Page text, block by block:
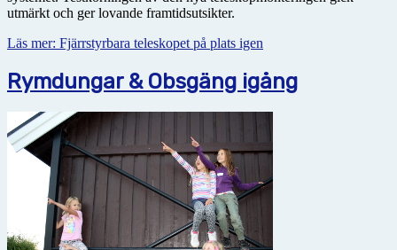
utmärkt och ger lovande framtidsutsikter.
Läs mer: Fjärrstyrbara teleskopet på plats igen
Rymdungar & Obsgäng igång